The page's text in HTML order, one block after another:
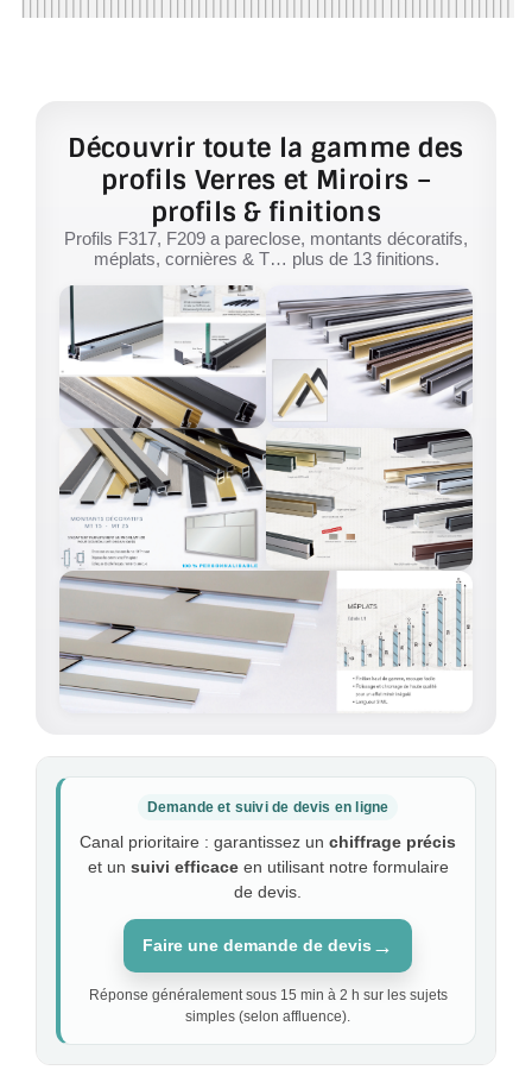
Découvrir toute la gamme des
profils Verres et Miroirs –
profils & finitions
Profils F317, F209 a pareclose, montants décoratifs,
méplats, cornières & T… plus de 13 finitions.
Demande et suivi de devis en ligne
Canal prioritaire : garantissez un chiffrage précis
et un suivi efficaceen utilisant notre formulaire
de devis.
Faire une demande de devis →
Réponse généralement sous 15 min à 2 h sur les sujets
simples (selon affluence).